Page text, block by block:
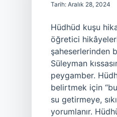
Tarih: Aralık 28, 2024
Hüdhüd kuşu
öğretici hikâyeleri
şaheserlerinden
Süleyman
peygamber.
belirtmek için
su getirmeye,
yorumlanır.